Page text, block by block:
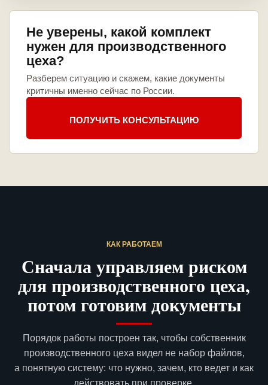
Не уверены, какой комплект
нужен для производственного
цеха?
Разберем ситуацию и скажем, какие документы
критичны именно сейчас по России.
ПОЛУЧИТЬ КОНСУЛЬТАЦИЮ
КАК РАБОТАЕМ
Сначала управляем риском
для производственного цеха,
потом готовим документы
Порядок работы построен так, чтобы собственник
производственного цеха видел не набор файлов,
а понятную систему: что нужно, зачем, кто ведет и как
действовать при проверке.